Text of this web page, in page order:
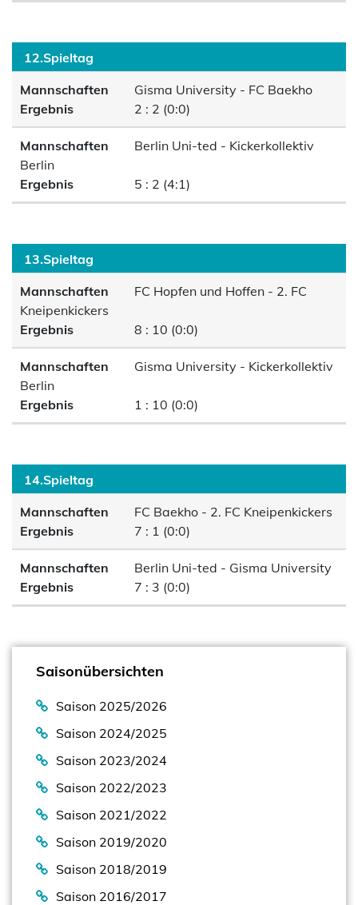
12.Spieltag
Mannschaften
Gisma University - FC Baekho
Ergebnis
2 : 2 (0:0)
Mannschaften
Berlin Uni-ted - Kickerkollektiv
Berlin
Ergebnis
5 : 2 (4:1)
13.Spieltag
Mannschaften
FC Hopfen und Hoffen - 2. FC
Kneipenkickers
Ergebnis
8 : 10 (0:0)
Mannschaften
Gisma University - Kickerkollektiv
Berlin
Ergebnis
1 : 10 (0:0)
14.Spieltag
Mannschaften
FC Baekho - 2. FC Kneipenkickers
Ergebnis
7 : 1 (0:0)
Mannschaften
Berlin Uni-ted - Gisma University
Ergebnis
7 : 3 (0:0)
Saisonübersichten
Saison 2025/2026
Saison 2024/2025
Saison 2023/2024
Saison 2022/2023
Saison 2021/2022
Saison 2019/2020
Saison 2018/2019
Saison 2016/2017